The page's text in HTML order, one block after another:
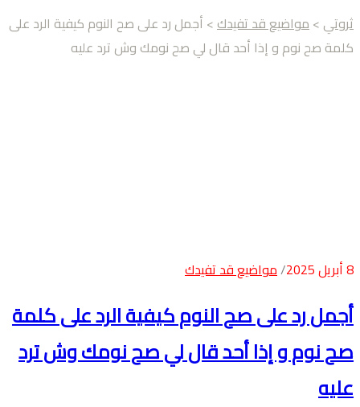
ثروتي>مواضيع قد تفيدك> أجمل رد على صح النوم كيفية الرد على
كلمة صح نوم و إذا أحد قال لي صح نومك وش ترد عليه
8 أبريل 2025 مواضيع قد تفيدك
أجمل رد على صح النوم كيفية الرد على كلمة
صح نوم و إذا أحد قال لي صح نومك وش ترد
عليه